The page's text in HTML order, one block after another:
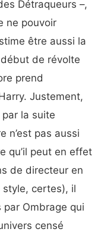
Détraqueurs –,
ne pouvoir
être aussi la
de révolte
prend
Justement,
la suite
n’est pas aussi
qu’il peut en effet
de directeur en
style, certes), il
Ombrage qui
censé